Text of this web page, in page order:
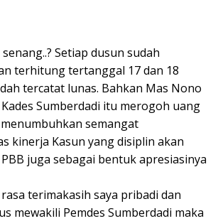
Setiap dusun sudah
terhitung tertanggal 17 dan 18
tercatat lunas. Bahkan Mas Nono
Sumberdadi itu merogoh uang
semangat
kinerja Kasun yang disiplin akan
juga sebagai bentuk apresiasinya
terimakasih saya pribadi dan
mewakili Pemdes Sumberdadi maka